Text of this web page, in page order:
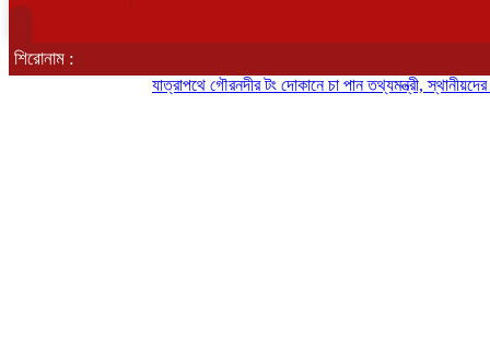
শিরোনাম :
যাত্রাপথে গৌরনদীর টং দোকানে চা পান তথ্যমন্ত্রী, স্থানীয়দের সঙ্গে